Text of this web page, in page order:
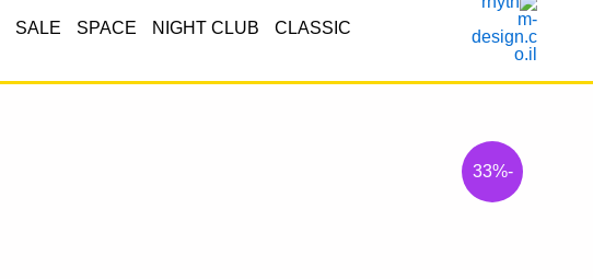
CLASSIC
NIGHT CLUB
SPACE
SALE
-33%